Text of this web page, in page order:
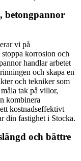
betongpannor
vi på
korrosion och
handlar arbetet
och skapa en
och tekniker som
tak på villor,
kombinera
kostnadseffektivt
din fastighet i Stocka.
och bättre